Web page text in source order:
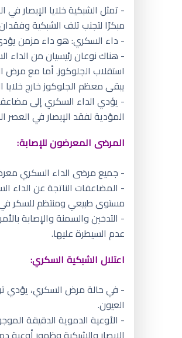
- تمثل الشبكية خلايا الإبصار
مبكرًا لتجنب تلف الشبكية
- داء السكري: هو داء مزمن
- هناك نوعان رئيسيان من الداء
استقلاب الجلوكوز. أما مع مرض
يبقى معظم الجلوكوز خارج
- يؤدي الداء السكري إلى
المؤدية لفقد الإبصار في العصر
المرضى المعرضون للإصابة:
- جميع مرضى الداء السكري
- المضاعفات الناتجة عن الداء
مستوى طبيعي ومنتظم للسكر
- التدخين والسمنة والإصابة
عدم السيطرة عليها.
اعتلال الشبكية السكري:
- في حالة مرض السكري، يؤدي
العيون.
- الأوعية الدموية الدقيقة